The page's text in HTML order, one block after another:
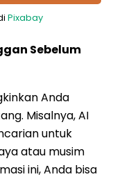
Pixabay
Sebelum
Anda
Misalnya, AI
untuk
atau musim
ini, Anda bisa